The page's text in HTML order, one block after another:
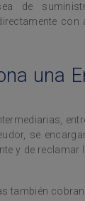
de
con
una
se
y de reclamar
también